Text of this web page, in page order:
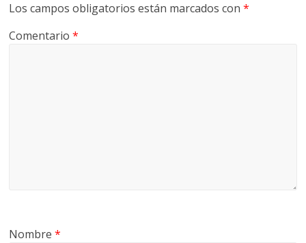
Los campos obligatorios están marcados con*
Comentario*
Nombre*